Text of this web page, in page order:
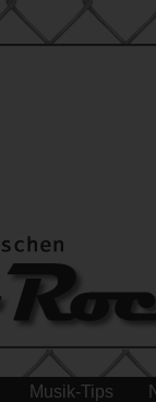
Musik-Tips